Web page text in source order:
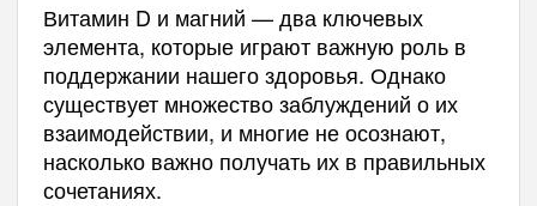
Витамин D и магний — два ключевых
элемента, которые играют важную роль в
поддержании нашего здоровья. Однако
существует множество заблуждений о их
взаимодействии, и многие не осознают,
насколько важно получать их в правильных
сочетаниях.